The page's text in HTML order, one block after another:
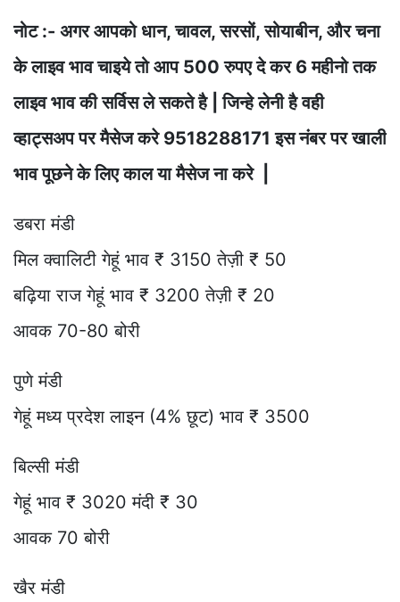
नोट :- अगर आपको धान, चावल, सरसों, सोयाबीन, और चना
के लाइव भाव चाइये तो आप 500 रुपए दे कर 6 महीनो तक
लाइव भाव की सर्विस ले सकते है | जिन्हे लेनी है वही
व्हाट्सअप पर मैसेज करे 9518288171 इस नंबर पर खाली
भाव पूछने के लिए काल या मैसेज ना करे |
डबरा मंडी
मिल क्वालिटी गेहूं भाव ₹ 3150 तेज़ी ₹ 50
बढ़िया राज गेहूं भाव ₹ 3200 तेज़ी ₹ 20
आवक 70-80 बोरी
पुणे मंडी
गेहूं मध्य प्रदेश लाइन (4% छूट) भाव ₹ 3500
बिल्सी मंडी
गेहूं भाव ₹ 3020 मंदी ₹ 30
आवक 70 बोरी
खैर मंडी